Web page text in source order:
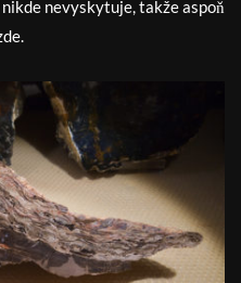
nevyskytuje, takže aspoň